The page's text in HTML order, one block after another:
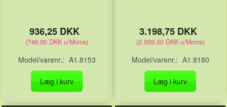
936,25 DKK
(749,00 DKK u/Moms)
Model/varenr.: A1.8153
Læg i kurv
3.198,75 DKK
(2.559,00 DKKu/Moms)
Model/varenr.: A1.8180
Læg i kurv